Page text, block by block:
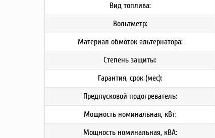
Вид топлива:
Вольтметр:
Материал обмоток альтернатора:
Степень защиты:
Гарантия, срок (мес):
Предпусковой подогреватель:
Мощность номинальная, кВт:
Мощность номинальная, кВА: